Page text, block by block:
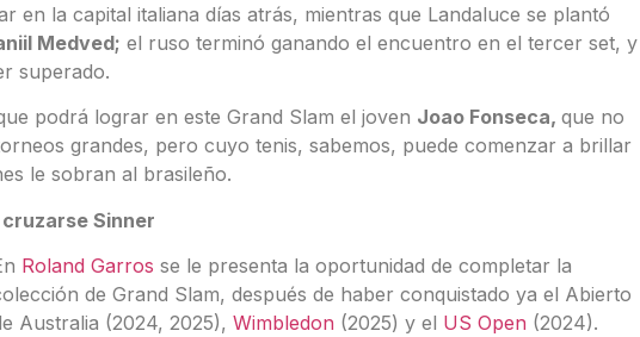
en la capital italiana días atrás, mientras que Landaluce se plantó
Medved; el ruso terminó ganando el encuentro en el tercer set, y
superado.
podrá lograr en este Grand Slam el joven Joao Fonseca, que no
grandes, pero cuyo tenis, sabemos, puede comenzar a brillar
le sobran al brasileño.
Sinner
Roland Garros se le presenta la oportunidad de completar la
de Grand Slam, después de haber conquistado ya el Abierto
Australia (2024, 2025), Wimbledon (2025) y el US Open (2024).